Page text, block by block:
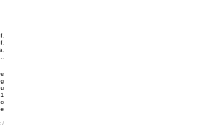
/